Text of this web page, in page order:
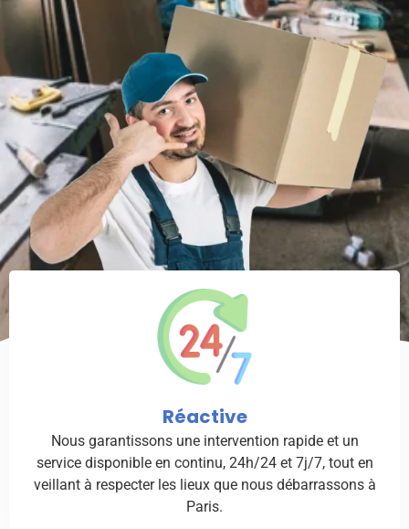
Réactive
Nous garantissons une intervention rapide et un
service disponible en continu, 24h/24 et 7j/7, tout en
veillant à respecter les lieux que nous débarrassons à
Paris.